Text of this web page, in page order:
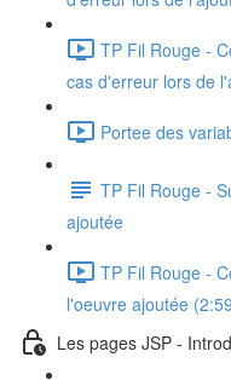
TP Fil Rouge -
cas d'erreur lors de
Portee des
TP Fil Rouge -
ajoutée
TP Fil Rouge -
l'oeuvre ajoutée
Les pages JSP -